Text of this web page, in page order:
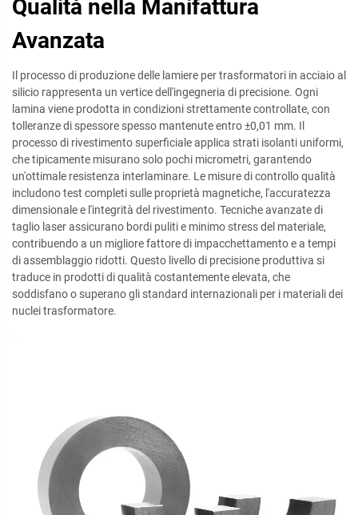
Qualità nella Manifattura
Avanzata
Il processo di produzione delle lamiere per trasformatori in acciaio al
silicio rappresenta un vertice dell'ingegneria di precisione. Ogni
lamina viene prodotta in condizioni strettamente controllate, con
tolleranze di spessore spesso mantenute entro ±0,01 mm. Il
processo di rivestimento superficiale applica strati isolanti uniformi,
che tipicamente misurano solo pochi micrometri, garantendo
un'ottimale resistenza interlaminare. Le misure di controllo qualità
includono test completi sulle proprietà magnetiche, l'accuratezza
dimensionale e l'integrità del rivestimento. Tecniche avanzate di
taglio laser assicurano bordi puliti e minimo stress del materiale,
contribuendo a un migliore fattore di impacchettamento e a tempi
di assemblaggio ridotti. Questo livello di precisione produttiva si
traduce in prodotti di qualità costantemente elevata, che
soddisfano o superano gli standard internazionali per i materiali dei
nuclei trasformatore.